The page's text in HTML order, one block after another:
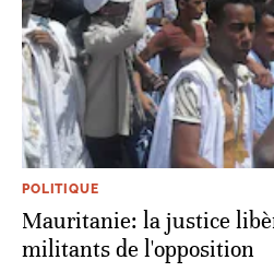
POLITIQUE
Mauritanie: la justice
militants de l'opposition